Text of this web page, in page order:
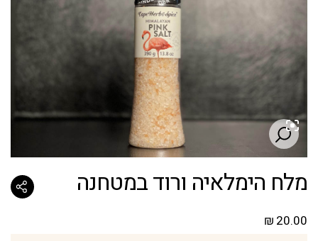
מלח הימלאיה ורוד במטחנה
₪ 20.00